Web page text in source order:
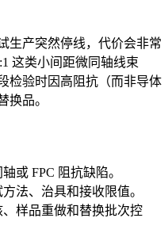
生产突然停线，代价会非常
这类小间距微同轴线束
检验时因高阻抗（而非导体
换品。
或 FPC 阻抗缺陷。
法、治具和接收限值。
样品重做和替换批次控